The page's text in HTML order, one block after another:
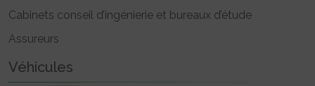
Cabinets conseil d’ingénierie et bureaux d’étude
Assureurs
Véhicules